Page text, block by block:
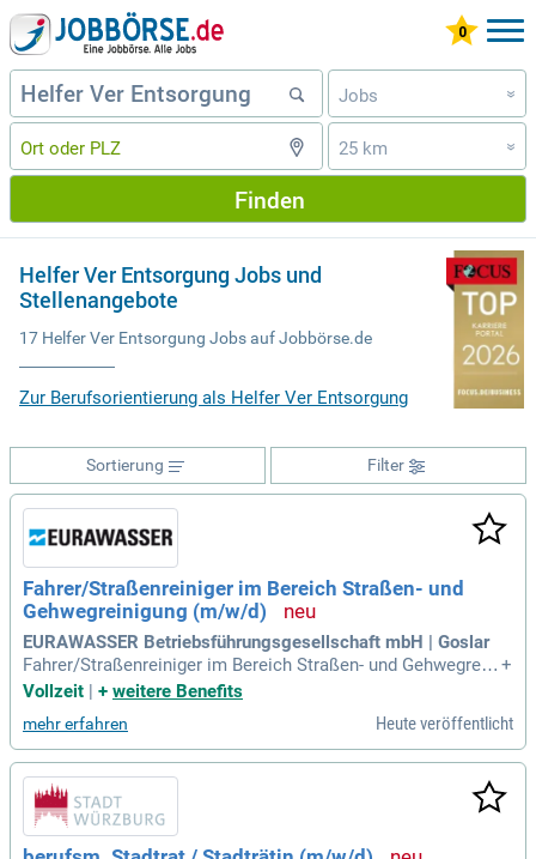
Jobs »
25 km »
Finden
Helfer Ver Entsorgung Jobs und
Stellenangebote
17 Helfer Ver Entsorgung Jobs auf Jobbörse.de
Zur Berufsorientierung als Helfer Ver Entsorgung
Filter
Sortierung
Fahrer/Straßenreiniger im Bereich Straßen- und
Gehwegreinigung (m/w/d)
EURAWASSER Betriebsführungsgesellschaft mbH | Goslar
Fahrer/Straßenreiniger im Bereich Straßen- und Gehwegreini
gung (m/w/d): Firmensitz Goslar // Befristung auf 2 Jahre; S
bit.ly/4w2X7RC APCT1_DE.
+
Vollzeit
+ weitere Benefits
mehr erfahren Heute veröffentlicht